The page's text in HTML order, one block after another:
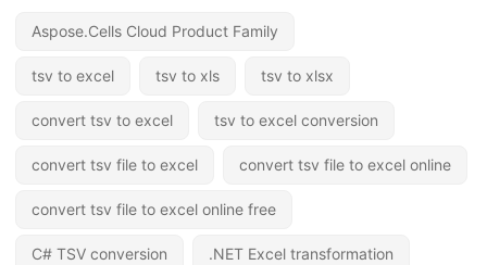
Aspose.Cells Cloud Product Family
tsv to excel tsv to xls tsv to xlsx
convert tsv to excel tsv to excel conversion
convert tsv file to excel convert tsv file to excel online
convert tsv file to excel online free
C# TSV conversion .NET Excel transformation